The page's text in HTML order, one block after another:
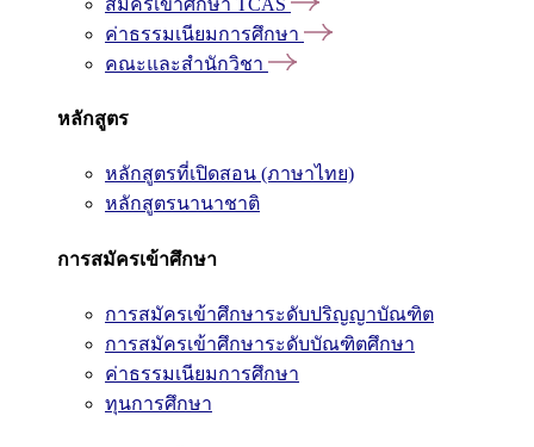
สมัครเข้าศึกษา TCAS
ค่าธรรมเนียมการศึกษา
คณะและสำนักวิชา
หลักสูตร
หลักสูตรที่เปิดสอน (ภาษาไทย)
หลักสูตรนานาชาติ
การสมัครเข้าศึกษา
การสมัครเข้าศึกษาระดับปริญญาบัณฑิต
การสมัครเข้าศึกษาระดับบัณฑิตศึกษา
ค่าธรรมเนียมการศึกษา
ทุนการศึกษา